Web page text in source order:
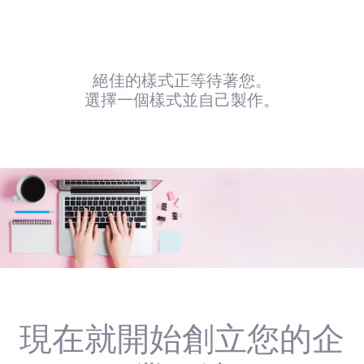
絕佳的樣式正等待著您。
選擇一個樣式並自己製作。
現在就開始創立您的企